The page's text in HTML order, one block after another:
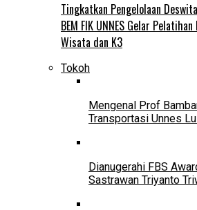
Tingkatkan Pengelolaan
BEM FIK UNNES Gelar
Wisata dan K3
Tokoh
Mengenal Prof
Transportasi Unnes
Dianugerahi FBS
Sastrawan Triyanto